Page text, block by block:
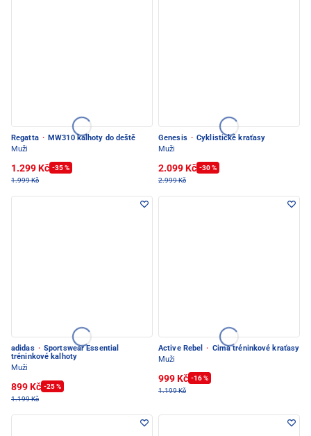
Regatta · MW310 kalhoty do deště
Muži
1.299 Kč -35 %
1.999 Kč
Genesis · Cyklistické kraťasy
Muži
2.099 Kč -30 %
2.999 Kč
adidas · Sportswear Essential
tréninkové kalhoty
Muži
899 Kč -25 %
1.199 Kč
Active Rebel · Cima tréninkové kraťasy
Muži
999 Kč -16 %
1.199 Kč